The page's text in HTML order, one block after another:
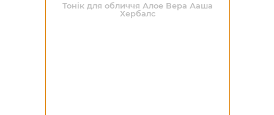
Тонік для обличчя Алое Вера Ааша
Хербалс